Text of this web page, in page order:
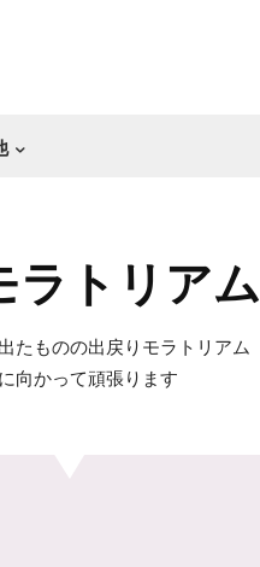
ラトリアム
たものの出戻りモラトリアム
向かって頑張ります